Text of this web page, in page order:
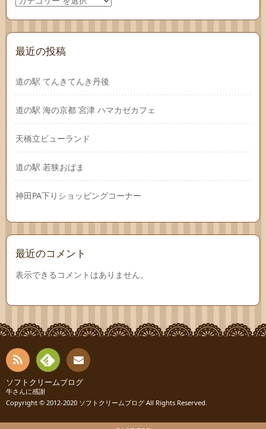
最近の投稿
道の駅 てんきてんき丹後
道の駅 海の京都 宮津 ハマカゼカフェ
天橋立ビューランド
道の駅 若狭おばま
神田PA下りショッピングコーナー
最近のコメント
表示できるコメントはありません。
RSS
Fee
dly
お問
い合
ソフトクリームブログ
牛さんに感謝
Copyright © 2012-2020 ソフトクリームブログ All Rights Reserved.